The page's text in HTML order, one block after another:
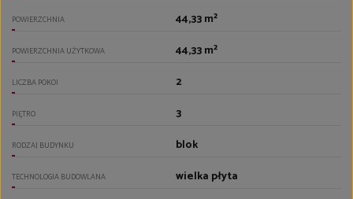
POWIERZCHNIA 44,33 m²
POWIERZCHNIA UŻYTKOWA 44,33 m²
LICZBA POKOI 2
PIĘTRO 3
RODZAJ BUDYNKU blok
TECHNOLOGIA BUDOWLANA wielka płyta